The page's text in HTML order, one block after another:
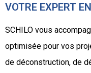
VOTRE EXPERT
SCHILO vous
optimisée pour vos
de déconstruction, de